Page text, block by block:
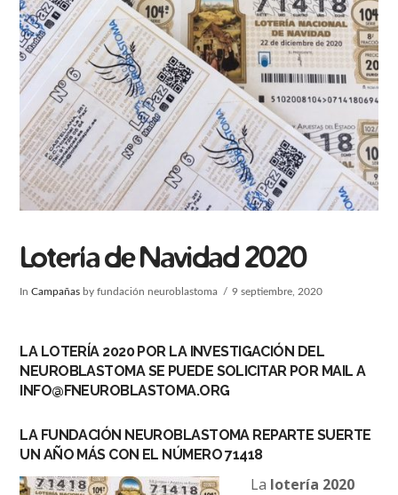
Lotería de Navidad 2020
InCampañas by fundación neuroblastoma 9 septiembre, 2020
LA LOTERÍA 2020 POR LA INVESTIGACIÓN DEL
NEUROBLASTOMA SE PUEDE SOLICITAR POR MAIL A
INFO@FNEUROBLASTOMA.ORG
LA FUNDACIÓN NEUROBLASTOMA REPARTE SUERTE
UN AÑO MÁS CON EL NÚMERO 71418
La lotería 2020